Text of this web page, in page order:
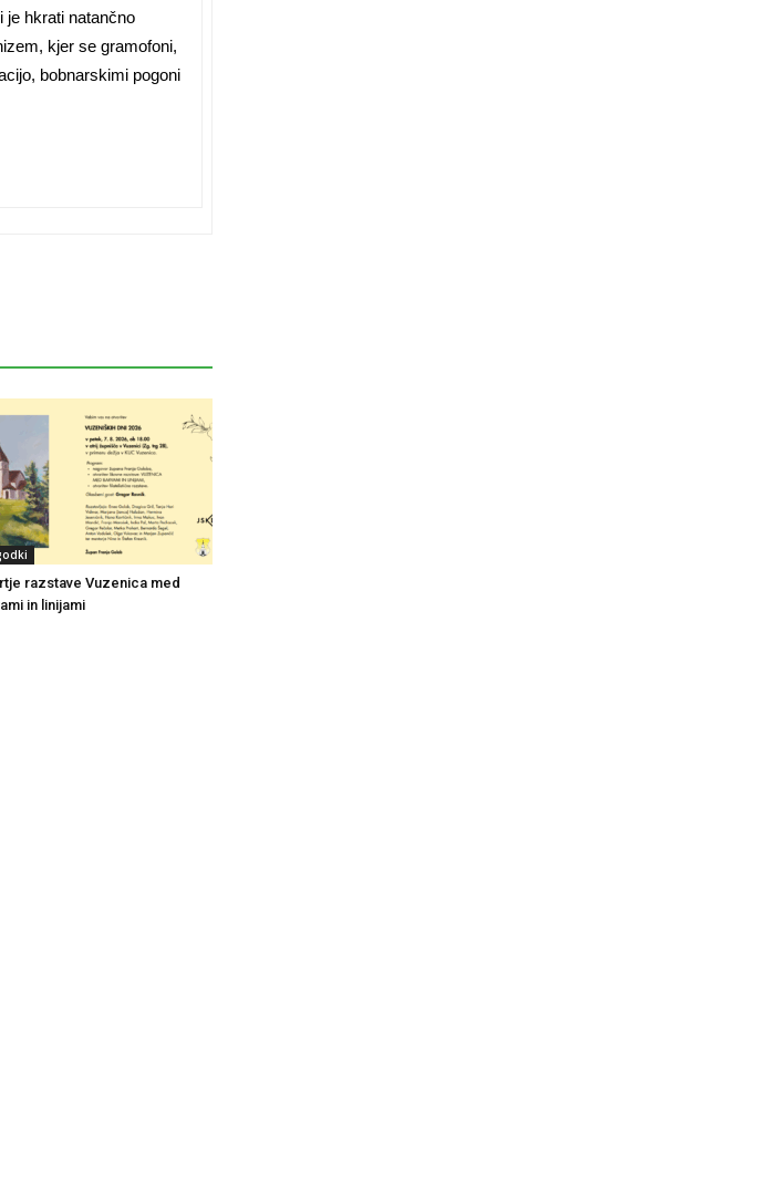
je hkrati natančno
kjer se gramofoni,
bobnarskimi pogoni
razstave Vuzenica med
in linijami